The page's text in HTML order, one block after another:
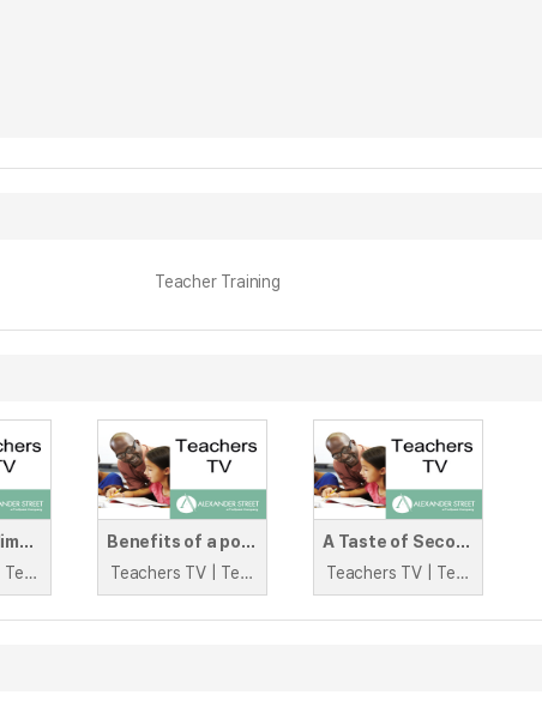
Teacher Training
The A-Z of Climate Change
Teachers TV | Teachers TV
Benefits of a positive relationship
Teachers TV | Teachers TV
A Taste of Secondary
Teachers TV | Teachers TV